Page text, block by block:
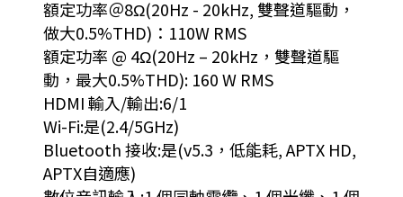
額定功率＠8Ω(20Hz - 20kHz, 雙聲道驅動，
做大0.5%THD)：110W RMS
額定功率 @ 4Ω(20Hz – 20kHz，雙聲道驅
動，最大0.5%THD): 160 W RMS
HDMI 輸入/輸出:6/1
Wi-Fi:是(2.4/5GHz)
Bluetooth 接收:是(v5.3，低能耗, APTX HD,
APTX自適應)